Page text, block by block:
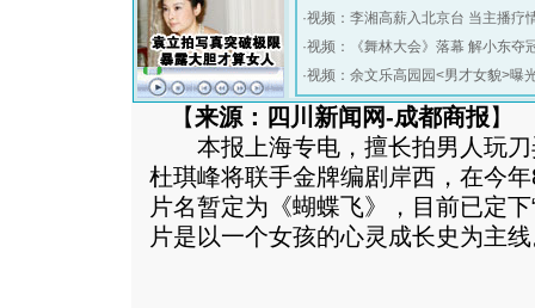
·视频：李湘高薪入北京台 当主播疗
·视频：《舞林大会》落幕 解小东夺
·视频：余文乐高园园<男才女貌>曝
【来源：四川新闻网-成都商报】
本报上海专电，擅长拍男人玩刀
杜琪峰将联手金牌编剧岸西，在今
片名暂定为《蝴蝶飞》，目前已定下
片是以一个女孩的心灵成长史为主